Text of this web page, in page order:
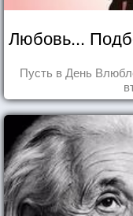
Любовь...
Пусть в День